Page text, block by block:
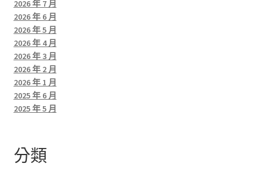
2026 年 7 月
2026 年 6 月
2026 年 5 月
2026 年 4 月
2026 年 3 月
2026 年 2 月
2026 年 1 月
2025 年 6 月
2025 年 5 月
分類